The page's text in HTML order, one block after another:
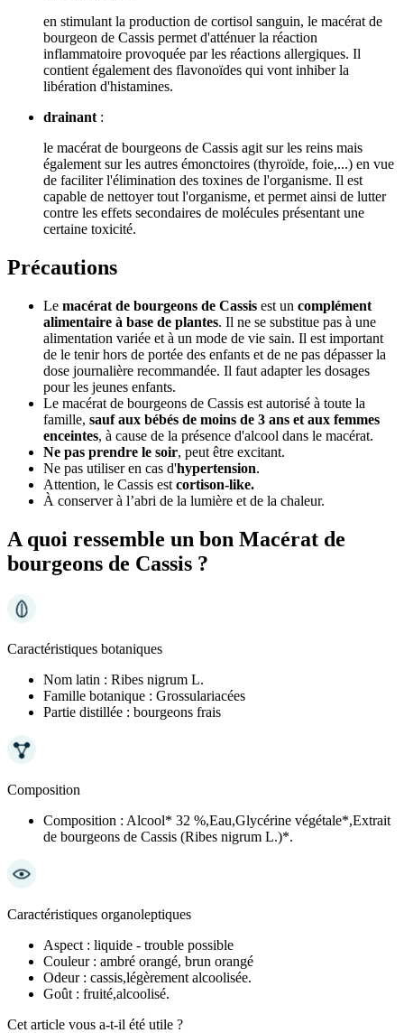
en stimulant la production de cortisol sanguin, le macérat de
bourgeon de Cassis permet d'atténuer la réaction
inflammatoire provoquée par les réactions allergiques. Il
contient également des flavonoïdes qui vont inhiber la
libération d'histamines.
drainant :
le macérat de bourgeons de Cassis agit sur les reins mais
également sur les autres émonctoires (thyroïde, foie,...) en vue
de faciliter l'élimination des toxines de l'organisme. Il est
capable de nettoyer tout l'organisme, et permet ainsi de lutter
contre les effets secondaires de molécules présentant une
certaine toxicité.
Précautions
Le macérat de bourgeons de Cassis est un complément
alimentaire à base de plantes. Il ne se substitue pas à une
alimentation variée et à un mode de vie sain. Il est important
de le tenir hors de portée des enfants et de ne pas dépasser la
dose journalière recommandée. Il faut adapter les dosages
pour les jeunes enfants.
Le macérat de bourgeons de Cassis est autorisé à toute la
famille, sauf aux bébés de moins de 3 ans et aux femmes
enceintes, à cause de la présence d'alcool dans le macérat.
Ne pas prendre le soir, peut être excitant.
Ne pas utiliser en cas d'hypertension.
Attention, le Cassis est cortison-like.
À conserver à l’abri de la lumière et de la chaleur.
A quoi ressemble un bon Macérat de
bourgeons de Cassis ?
Caractéristiques botaniques
Nom latin : Ribes nigrum L.
Famille botanique : Grossulariacées
Partie distillée : bourgeons frais
Composition
Composition : Alcool* 32 %,Eau,Glycérine végétale*,Extrait
de bourgeons de Cassis (Ribes nigrum L.)*.
Caractéristiques organoleptiques
Aspect : liquide - trouble possible
Couleur : ambré orangé, brun orangé
Odeur : cassis,légèrement alcoolisée.
Goût : fruité,alcoolisé.
Cet article vous a-t-il été utile ?